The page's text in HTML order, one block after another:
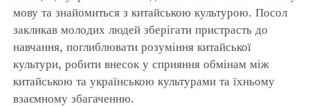
мову та знайомиться з китайською культурою. Посол
закликав молодих людей зберігати пристрасть до
навчання, поглиблювати розуміння китайської
культури, робити внесок у сприяння обмінам між
китайською та українською культурами та їхньому
взаємному збагаченню.